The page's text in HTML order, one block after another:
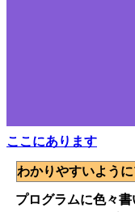
ここにあります
わかりやすいよう
プログラムに色々書